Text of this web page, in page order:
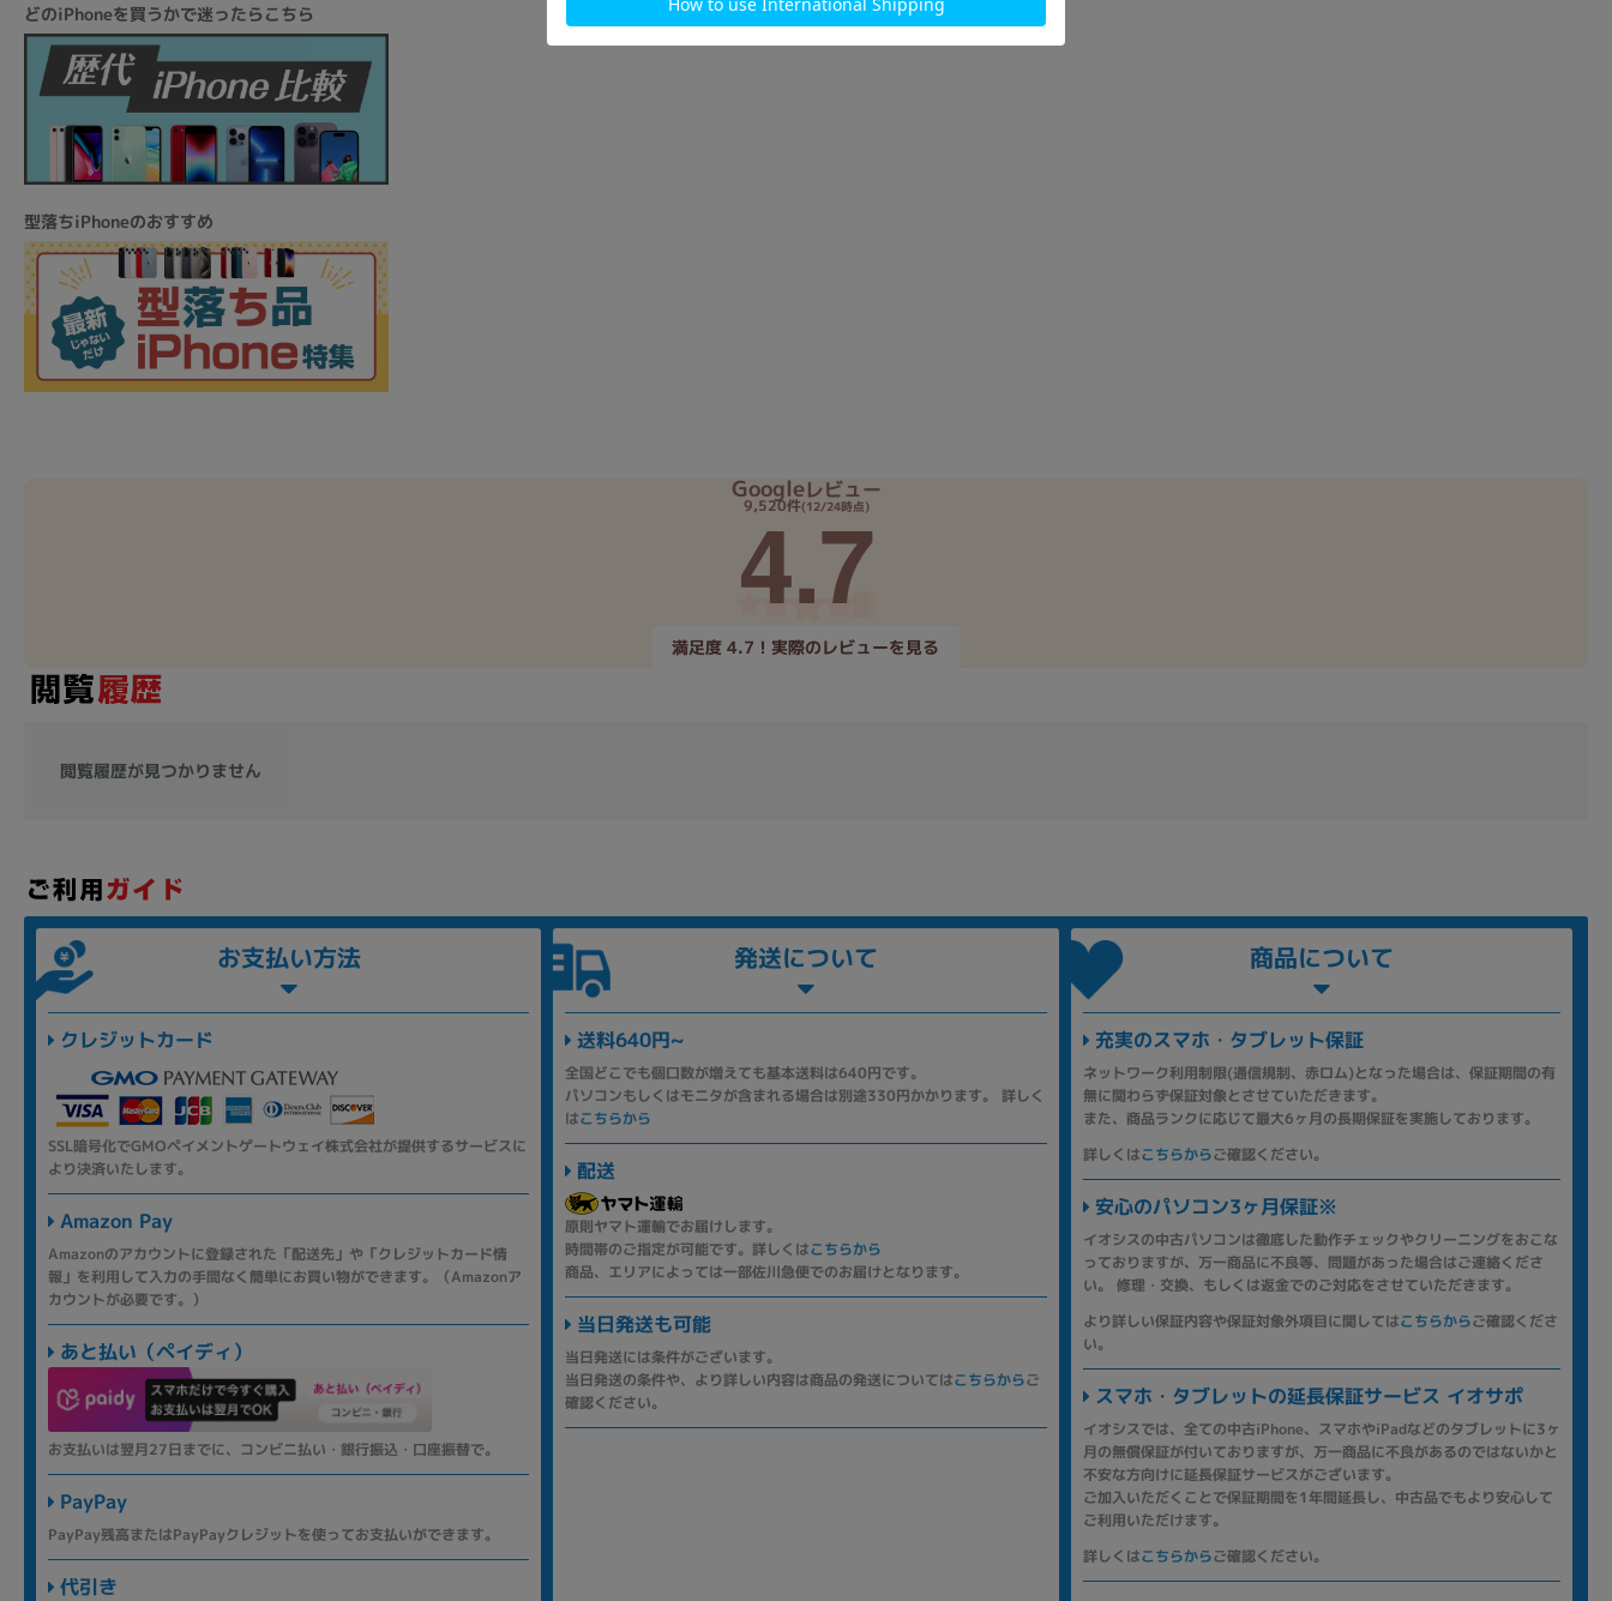
どのiPhoneを買うかで迷ったらこちら
型落ちiPhoneのおすすめ
Googleレビュー
9,520件(12/24時点)
4.7
満足度 4.7！実際のレビューを見る
閲覧履歴が見つかりません
お支払い方法
クレジットカード
SSL暗号化でGMOペイメントゲートウェイ株式会社が提供するサービスに
より決済いたします。
Amazon Pay
Amazonのアカウントに登録された「配送先」や「クレジットカード情
報」を利用して入力の手間なく簡単にお買い物ができます。（Amazonア
カウントが必要です。）
あと払い（ペイディ）
お支払いは翌月27日までに、コンビニ払い・銀行振込・口座振替で。
PayPay
PayPay残高またはPayPayクレジットを使ってお支払いができます。
代引き
発送について
送料640円~
全国どこでも個口数が増えても基本送料は640円です。
パソコンもしくはモニタが含まれる場合は別途330円かかります。 詳しく
はこちらから
配送
原則ヤマト運輸でお届けします。
時間帯のご指定が可能です。詳しくはこちらから
商品、エリアによっては一部佐川急便でのお届けとなります。
当日発送も可能
当日発送には条件がございます。
当日発送の条件や、より詳しい内容は商品の発送についてはこちらからご
確認ください。
商品について
充実のスマホ・タブレット保証
ネットワーク利用制限(通信規制、赤ロム)となった場合は、保証期間の有
無に関わらず保証対象とさせていただきます。
また、商品ランクに応じて最大6ヶ月の長期保証を実施しております。
詳しくはこちらからご確認ください。
安心のパソコン3ヶ月保証※
イオシスの中古パソコンは徹底した動作チェックやクリーニングをおこな
っておりますが、万一商品に不良等、問題があった場合はご連絡くださ
い。 修理・交換、もしくは返金でのご対応をさせていただきます。
より詳しい保証内容や保証対象外項目に関してはこちらからご確認くださ
い。
スマホ・タブレットの延長保証サービス イオサポ
イオシスでは、全ての中古iPhone、スマホやiPadなどのタブレットに3ヶ
月の無償保証が付いておりますが、万一商品に不良があるのではないかと
不安な方向けに延長保証サービスがございます。
ご加入いただくことで保証期間を1年間延長し、中古品でもより安心して
ご利用いただけます。
詳しくはこちらからご確認ください。